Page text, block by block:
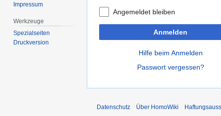
Angemeldet bleiben
Anmelden
Hilfe beim Anmelden
Passwort vergessen?
Impressum
Werkzeuge
Spezialseiten
Druckversion
Datenschutz Über HomoWiki